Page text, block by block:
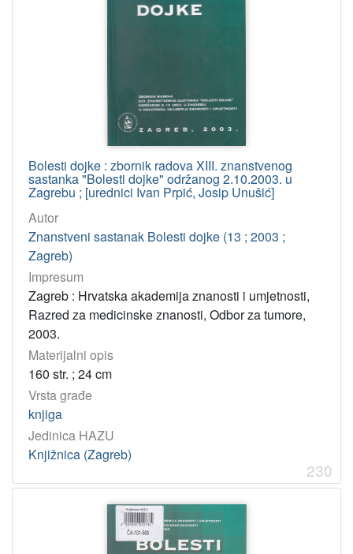
Bolesti dojke : zbornik radova XIII. znanstvenog
sastanka "Bolesti dojke" održanog 2.10.2003. u
Zagrebu ; [urednici Ivan Prpić, Josip Unušić]
Autor
Znanstveni sastanak Bolesti dojke (13 ; 2003 ;
Zagreb)
Impresum
Zagreb : Hrvatska akademija znanosti i umjetnosti,
Razred za medicinske znanosti, Odbor za tumore,
2003.
Materijalni opis
160 str. ; 24 cm
Vrsta građe
knjiga
Jedinica HAZU
Knjižnica (Zagreb)
230